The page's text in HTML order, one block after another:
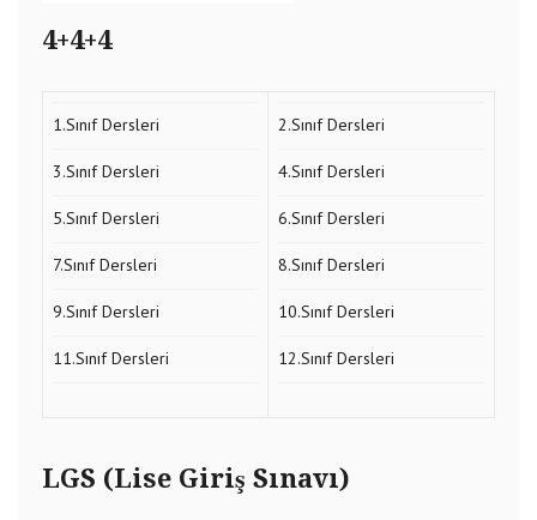
4+4+4
1.Sınıf Dersleri
3.Sınıf Dersleri
5.Sınıf Dersleri
7.Sınıf Dersleri
9.Sınıf Dersleri
11.Sınıf Dersleri
2.Sınıf Dersleri
4.Sınıf Dersleri
6.Sınıf Dersleri
8.Sınıf Dersleri
10.Sınıf Dersleri
12.Sınıf Dersleri
LGS (Lise Giriş Sınavı)